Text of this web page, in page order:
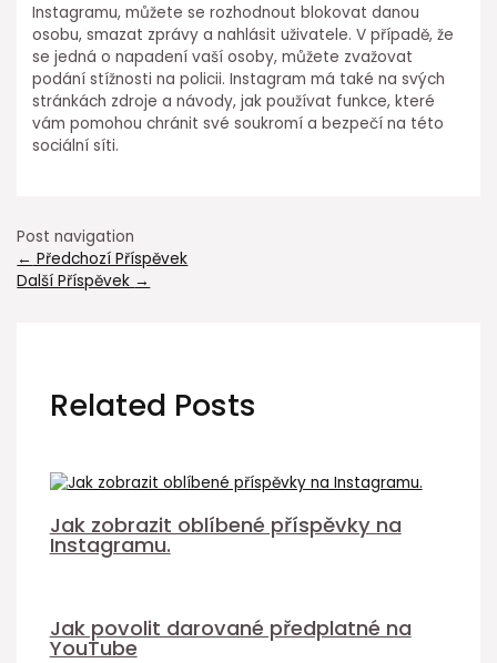
Instagramu, můžete se rozhodnout blokovat danou
osobu, smazat zprávy a nahlásit uživatele. V případě, že
se jedná o napadení vaší osoby, můžete zvažovat
podání stížnosti na policii. Instagram má také na svých
stránkách zdroje a návody, jak používat funkce, které
vám pomohou chránit své soukromí a bezpečí na této
sociální síti.
Post navigation
← Předchozí Příspěvek
Další Příspěvek →
Related Posts
Jak zobrazit oblíbené příspěvky na
Instagramu.
Jak povolit darované předplatné na
YouTube